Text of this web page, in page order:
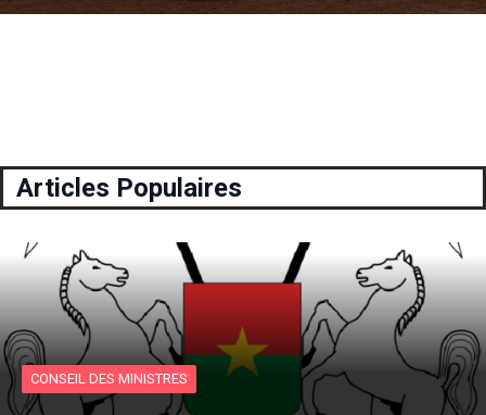
Articles Populaires
CONSEIL DES MINISTRES